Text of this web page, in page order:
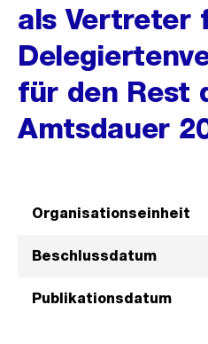
als Vertreter
für den Rest
Amtsdauer
Organisationseinheit
Beschlussdatum
Publikationsdatum